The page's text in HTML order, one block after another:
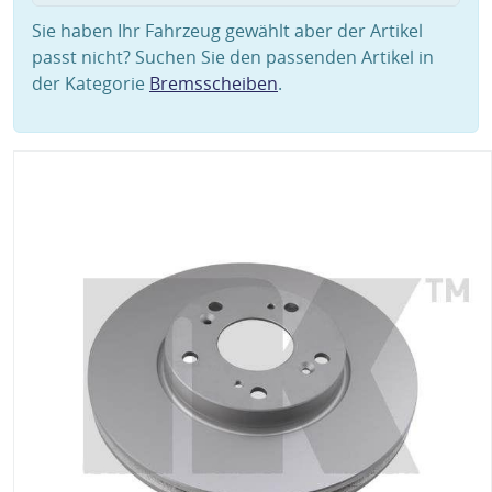
Sie haben Ihr Fahrzeug gewählt aber der Artikel
passt nicht? Suchen Sie den passenden Artikel in
der Kategorie Bremsscheiben.